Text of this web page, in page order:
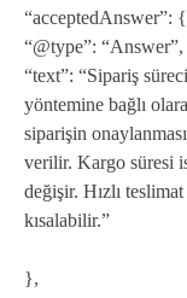
“acceptedAnswer”: {
“@type”: “Answer”,
“text”: “Sipariş
yöntemine bağlı
siparişin
verilir. Kargo süresi
değişir. Hızlı
kısalabilir.”
},